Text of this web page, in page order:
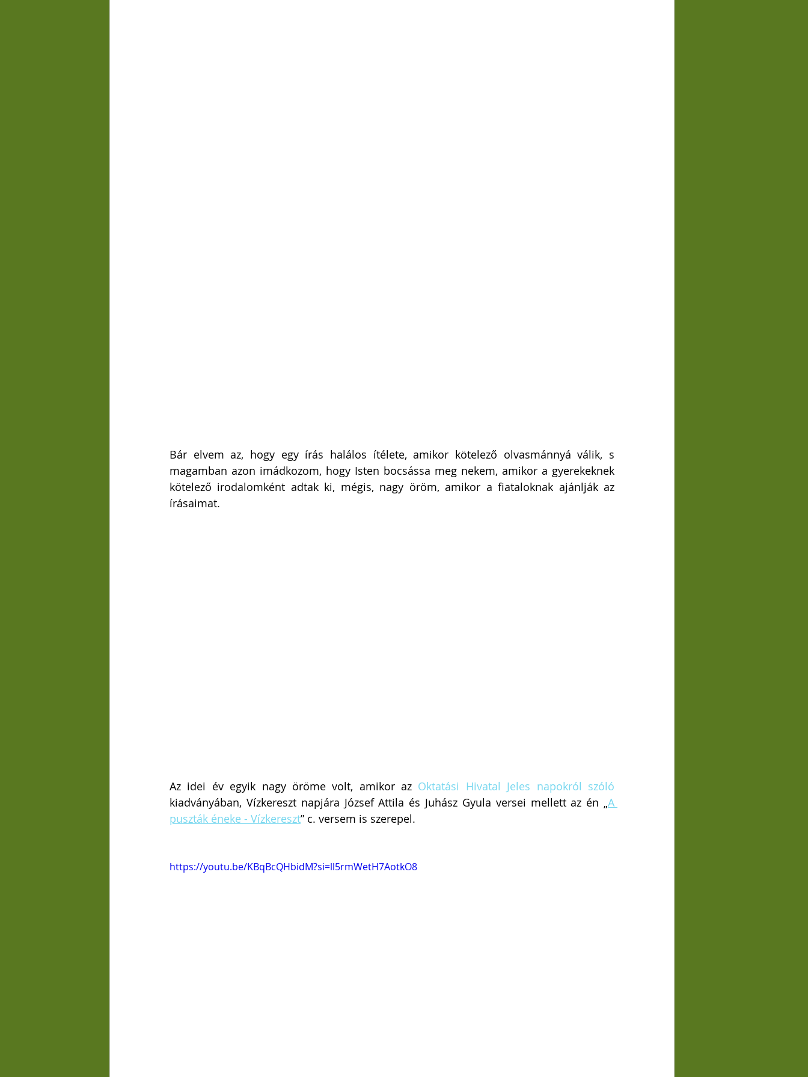
Bár elvem az, hogy egy írás halálos ítélete, amikor kötelező olvasmánnyá válik, s
magamban azon imádkozom, hogy Isten bocsássa meg nekem, amikor a gyerekeknek
kötelező irodalomként adtak ki, mégis, nagy öröm, amikor a fiataloknak ajánlják az
írásaimat.
Az idei év egyik nagy öröme volt, amikor az Oktatási Hivatal Jeles napokról szóló
kiadványában, Vízkereszt napjára József Attila és Juhász Gyula versei mellett az én „A
puszták éneke - Vízkereszt” c. versem is szerepel.
https://youtu.be/KBqBcQHbidM?si=ll5rmWetH7AotkO8